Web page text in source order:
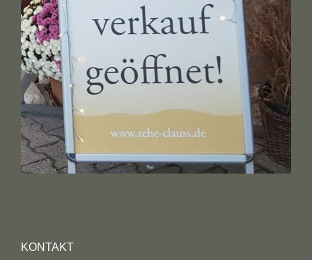
KONTAKT